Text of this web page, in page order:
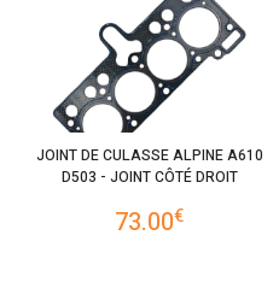
JOINT DE CULASSE ALPINE A610
D503 - JOINT CÔTÉ DROIT
73.00€